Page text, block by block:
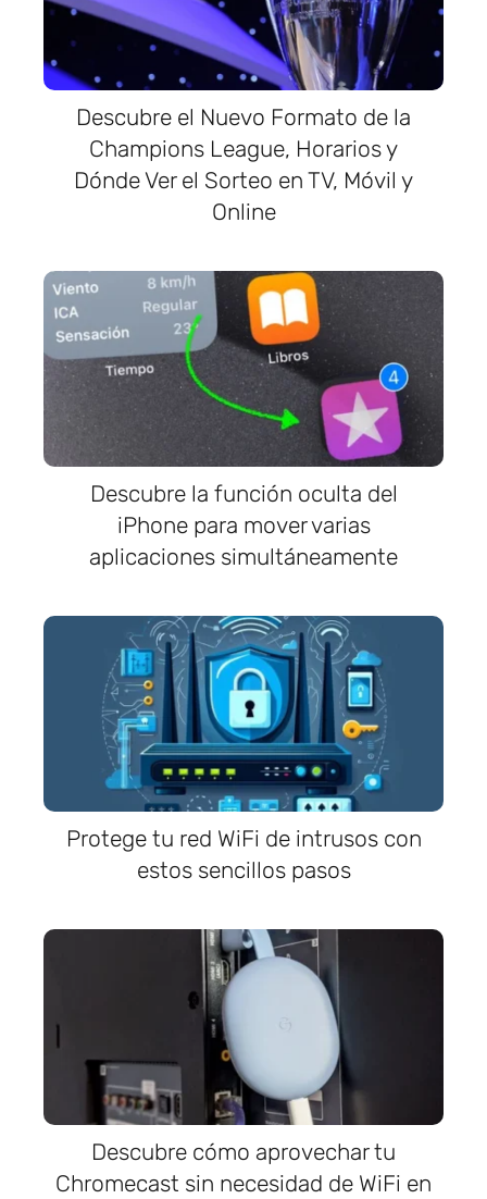
Descubre el Nuevo Formato de la
Champions League, Horarios y
Dónde Ver el Sorteo en TV, Móvil y
Online
Descubre la función oculta del
iPhone para mover varias
aplicaciones simultáneamente
Protege tu red WiFi de intrusos con
estos sencillos pasos
Descubre cómo aprovechar tu
Chromecast sin necesidad de WiFi en